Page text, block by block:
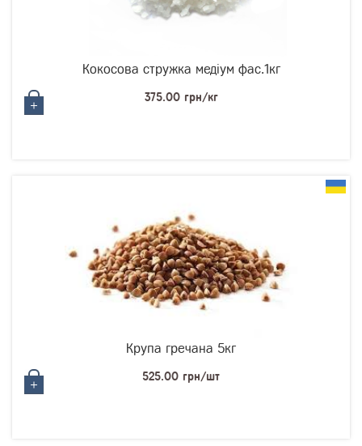
Кокосова стружка медіум фас.1кг
375.00 грн/кг
Крупа гречана 5кг
525.00 грн/шт